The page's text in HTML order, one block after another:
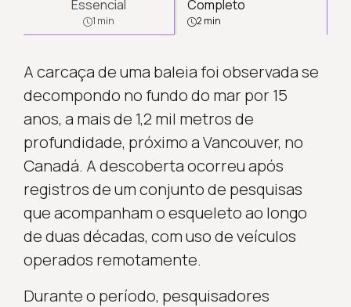
Essencial
1 min
Completo
2 min
A carcaça de uma baleia foi observada se
decompondo no fundo do mar por 15
anos, a mais de 1,2 mil metros de
profundidade, próximo a Vancouver, no
Canadá. A descoberta ocorreu após
registros de um conjunto de pesquisas
que acompanham o esqueleto ao longo
de duas décadas, com uso de veículos
operados remotamente.
Durante o período, pesquisadores